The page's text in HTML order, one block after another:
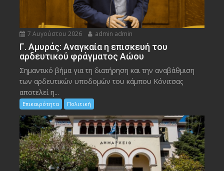
7 Αυγούστου 2026 admin admin
Γ. Αμυράς: Αναγκαία η επισκευή του
αρδευτικού φράγματος Αώου
Σημαντικό βήμα για τη διατήρηση και την αναβάθμιση
των αρδευτικών υποδομών του κάμπου Κόνιτσας
αποτελεί η...
Επικαιρότητα Πολιτική